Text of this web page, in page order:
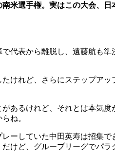
米選手権。実はこの大会、
代表から離脱し、遠藤航も
けれど、さらにステップア
あるけれど、それとは本気
ね。
ーしていた中田英寿は招集で
けど、グループリーグでパ